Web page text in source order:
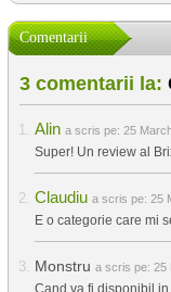
Comentarii
3 comentarii la:
Alin a scris pe: 25
Super! Un review al
Claudiu a scris pe: 25
E o categorie care mi
Monstru a scris pe: 25
Cand va fi disponibil in